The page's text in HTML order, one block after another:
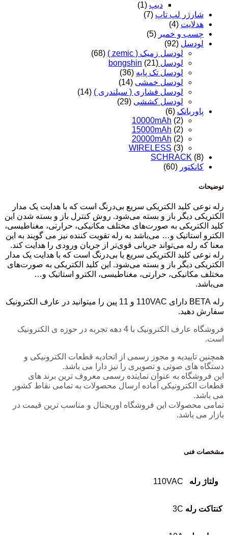
دیپ (1)
شارژر لپ تاپ (7)
هدلایت (4)
چسب و خمیر (5)
لودسل (92)
لودسل زمیک ( zemic )
(68)
لودسل bongshin (21)
لودسل تک پایه (36)
لودسل خمشی (14)
لودسل فشاری ( سیلندری ) (14)
لودسل کششی (29)
پاوربانک (6)
10000mAh (2)
15000mAh (2)
20000mAh (2)
WIRELESS (3)
SCHRACK (8)
کانکتور (60)
توضیحات
رله نوعی کلید الکتریکی سریع بی‌درنگ است که با هدایت یک مدار
الکتریکی دیگر باز و بسته می‌شود. روش کنترل باز و بسته شدن این
کلید الکتریکی به صورت‌های مختلف مکانیکی، حرارتی، مغناطیسی،
الکترو استاتیک و… می‌باشد به رله تقویت کننده نیز می گویند به این
معنا که رله می‌تواند جریانی قوی‌تر از جریان ورودی را هدایت کند.
رله نوعی کلید الکتریکی سریع یا بی‌درنگ است که با هدایت یک مدار
الکتریکی دیگر باز و بسته می‌شود. این کلید الکتریکی به صورت‌های
مختلف مکانیکی، حرارتی، مغناطیسی، الکترو استاتیک و…
می‌باشد.
رله BETA دارای 110VAC و 11 پین را میتوانید در عارف الکترونیک
سفارش دهید.
فروشگاه عارف الکترونیک با 4 دهه تجربه در حوزه ی الکترونیک
است.
همچنین تاییدیه و مجوز رسمی از اتحادیه قطعات الکترونیکی و
دستگاه های صوتی و تصویری را نیز دارا می باشد.
این فروشگاه به عنوان نماینده رسمی معروف ترین برند های
قطعات الکترونیکی آماده ارسال محصولات به تمامی نقاط کشور
می باشد.
تمامی محصولات این فروشگاه اوریجنال و مناسب ترین قیمت در
بازار می باشد.
مشخصات فنی
ولتاژ رله 110VAC
کنتاکت رله 3C